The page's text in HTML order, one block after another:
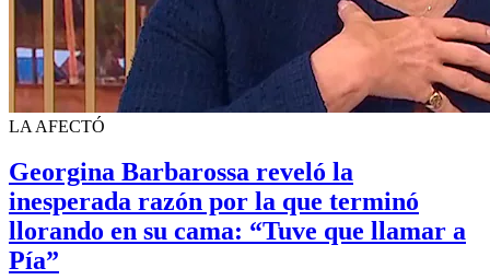
LA AFECTÓ
Georgina Barbarossa reveló la
inesperada razón por la que terminó
llorando en su cama: “Tuve que llamar a
Pía”